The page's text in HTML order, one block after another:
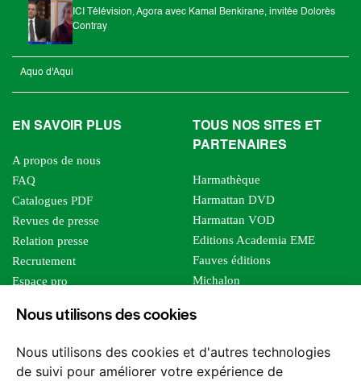
Nous utilisons des cookies
Nous utilisons des cookies et d'autres technologies
de suivi pour améliorer votre expérience de
ICI Télévision, Agora avec Kamal Benkirane, invitée Dolorès
Contray
Aquo d'Aqui
EN SAVOIR PLUS
A propos de nous
FAQ
Catalogues PDF
Revues de presse
Relation presse
Recrutement
Espace pro
Foreign rights
TOUS NOS SITES ET
PARTENAIRES
Harmathèque
Harmattan DVD
Harmattan VOD
Editions Academia EME
Fauves éditions
Michalon
Editions Sutton
Les impliqués